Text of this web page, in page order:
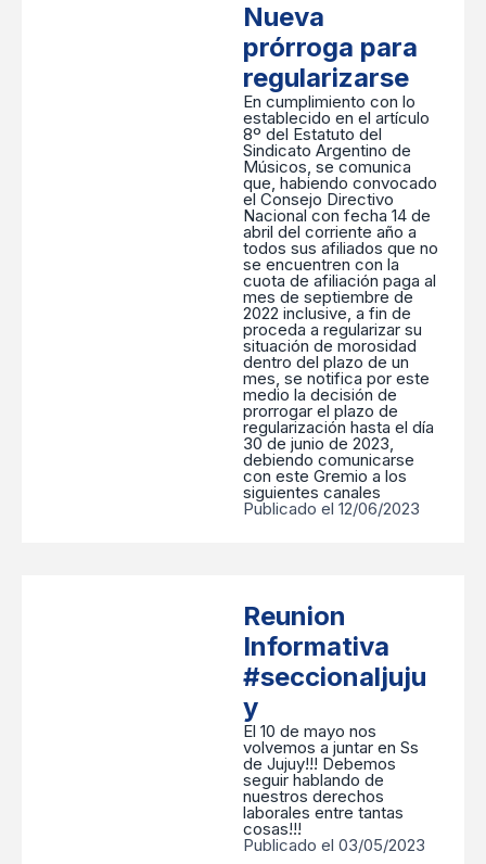
Nueva
prórroga para
regularizarse
En cumplimiento con lo
establecido en el artículo
8º del Estatuto del
Sindicato Argentino de
Músicos, se comunica
que, habiendo convocado
el Consejo Directivo
Nacional con fecha 14 de
abril del corriente año a
todos sus afiliados que no
se encuentren con la
cuota de afiliación paga al
mes de septiembre de
2022 inclusive, a fin de
proceda a regularizar su
situación de morosidad
dentro del plazo de un
mes, se notifica por este
medio la decisión de
prorrogar el plazo de
regularización hasta el día
30 de junio de 2023,
debiendo comunicarse
con este Gremio a los
siguientes canales
Publicado el 12/06/2023
Reunion
Informativa
#seccionaljuju
y
El 10 de mayo nos
volvemos a juntar en Ss
de Jujuy!!! Debemos
seguir hablando de
nuestros derechos
laborales entre tantas
cosas!!!
Publicado el 03/05/2023